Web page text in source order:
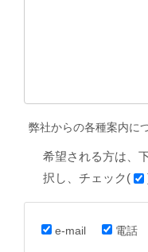
弊社からの各種案内に
希望される方は、
択し、チェック(
e-mail 電話